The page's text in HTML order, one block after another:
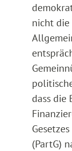
nicht die
dass die
(PartG)